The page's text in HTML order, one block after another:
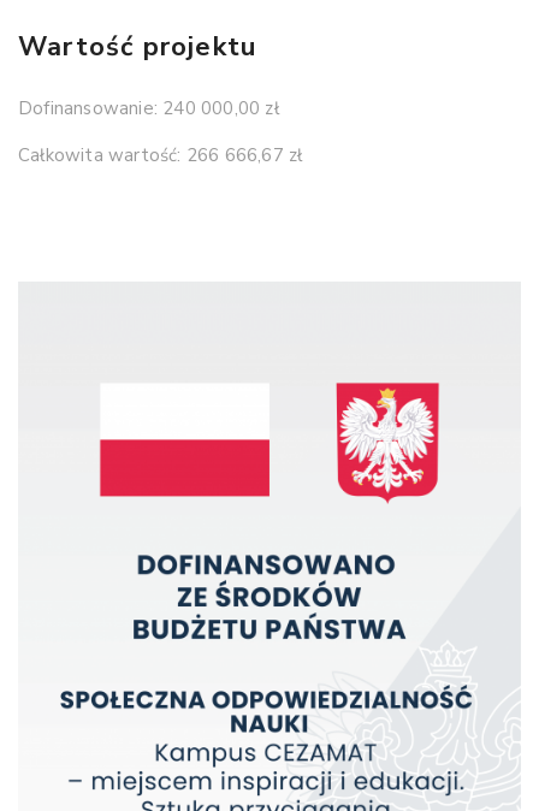
Wartość projektu
Dofinansowanie: 240 000,00 zł
Całkowita wartość: 266 666,67 zł